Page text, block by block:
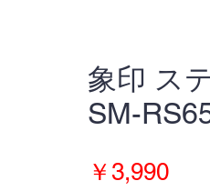
象印 ス
SM-
￥3,990価